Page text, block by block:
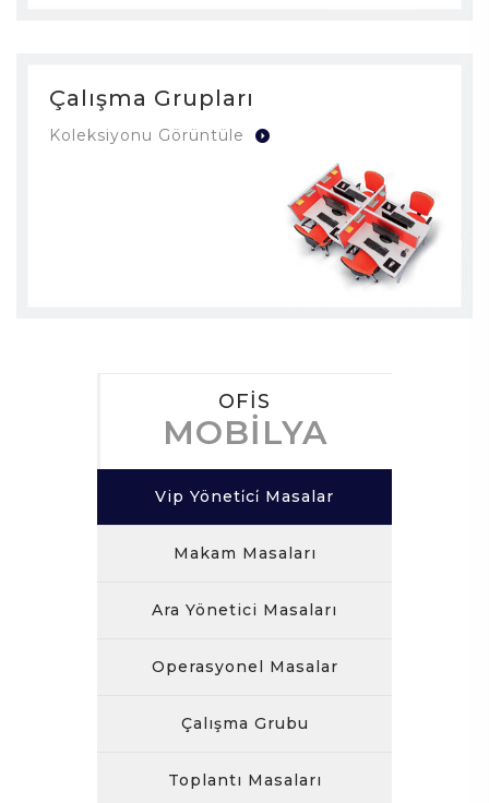
Çalışma Grupları
Koleksiyonu Görüntüle
OFİS
MOBİLYA
Vip Yöneti̇ci̇ Masalar
Makam Masaları
Ara Yönetici Masaları
Operasyonel Masalar
Çalışma Grubu
Toplantı Masaları